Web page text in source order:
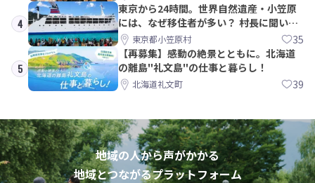
4
東京から24時間。世界自然遺産・小笠原
には、なぜ移住者が多い？ 村長に聞いて
みた東京都小笠原村 35
5
【再募集】感動の絶景とともに。北海道
の離島"礼文島"の仕事と暮らし！
北海道礼文町 39
地域の人から声がかかる
地域とつながるプラットフォーム